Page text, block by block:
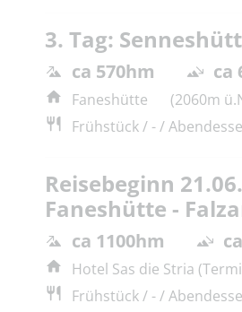
3. Tag:
ca 570hm ca
Faneshütte
(2060m
Frühstück / - /
Reisebeginn
Faneshütte -
ca 1100hm
Hotel Sas die Stria
Frühstück / - /